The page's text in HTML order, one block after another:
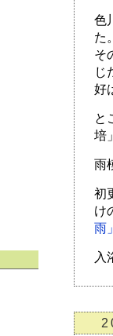
色
た
そ
じ
好
と
培
雨
初
け
雨
入